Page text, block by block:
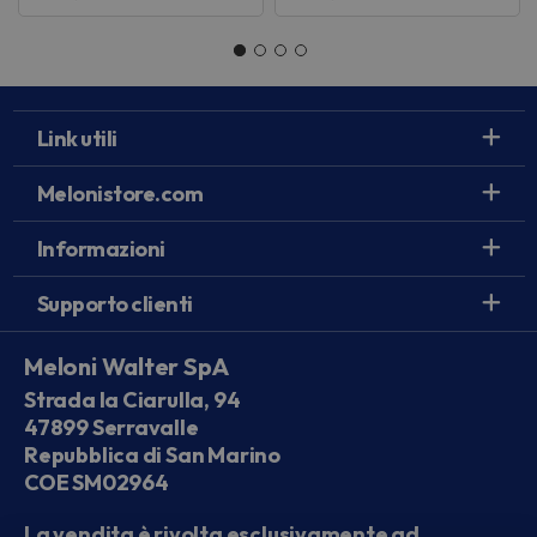
Link utili
Melonistore.com
Informazioni
Supporto clienti
Meloni Walter SpA
Strada la Ciarulla, 94
47899 Serravalle
Repubblica di San Marino
COE SM02964